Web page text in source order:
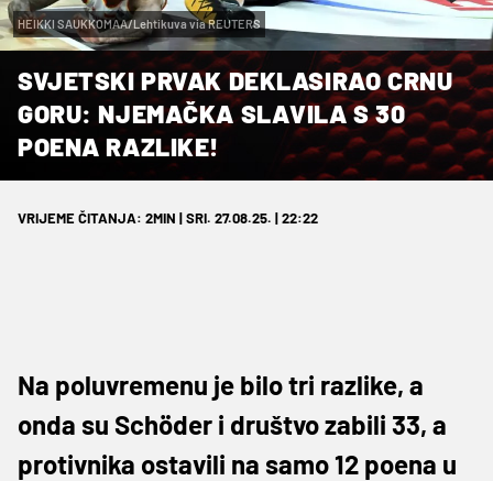
HEIKKI SAUKKOMAA/Lehtikuva via REUTERS
SVJETSKI PRVAK DEKLASIRAO CRNU
GORU: NJEMAČKA SLAVILA S 30
POENA RAZLIKE!
VRIJEME ČITANJA: 2MIN | SRI. 27.08.25. | 22:22
Na poluvremenu je bilo tri razlike, a
onda su Schöder i društvo zabili 33, a
protivnika ostavili na samo 12 poena u